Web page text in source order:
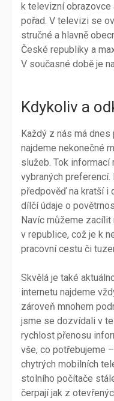
k televizní obrazovce
pořad. V televizi se
stručné a hlavně
České republiky a
V současné době je
Kdykoliv a
Každý z nás má
najdeme nekonečné
služeb. Tok
vybraných
předpověď na kratší i
dílčí údaje o
Navíc můžeme
v republice, což je k
pracovní cestu či
Skvělá je také
internetu najdeme
zároveň mnohem
jsme se dozvídali v
rychlost přenosu
vše, co potřebujeme
chytrých mobilních
stolního počítače
čerpají jak z